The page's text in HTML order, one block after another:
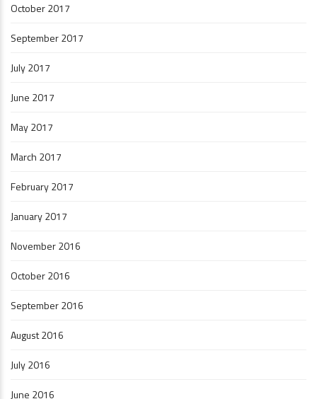
October 2017
September 2017
July 2017
June 2017
May 2017
March 2017
February 2017
January 2017
November 2016
October 2016
September 2016
August 2016
July 2016
June 2016